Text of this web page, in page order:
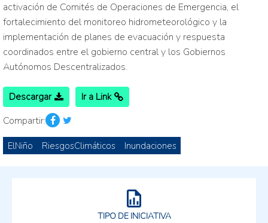
activación de Comités de Operaciones de Emergencia, el
fortalecimiento del monitoreo hidrometeorológico y la
implementación de planes de evacuación y respuesta
coordinados entre el gobierno central y los Gobiernos
Autónomos Descentralizados.
Descargar
Ir a Link
Compartir:
ElNiño RiesgosClimáticos Inundaciones
TIPO DE INICIATIVA